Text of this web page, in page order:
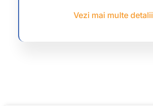
Vezi mai multe detalii